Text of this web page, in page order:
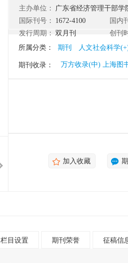
教学与科研的学术风气，为教学与
刊时间以杂志社官方消息为准。
主办单位：
广东省经济管理干部学
国际刊号：
1672-4100 国内
发行周期： 双月刊 创刊
所属分类：
期刊 人文社会科学
期刊收录： 万方收录(中) 上海图
加入收藏
栏目设置 期刊荣誉 征稿信